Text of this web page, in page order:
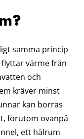
samma princip
värme från
och
kräver minst
kan borras
förutom ovanpå
ett hålrum